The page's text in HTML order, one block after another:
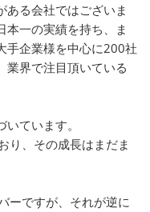
ある会社ではございま
本一の実績を持ち、ま
手企業様を中心に200社
業界で注目頂いている
ています。
り、その成長はまだま
ーですが、それが逆に